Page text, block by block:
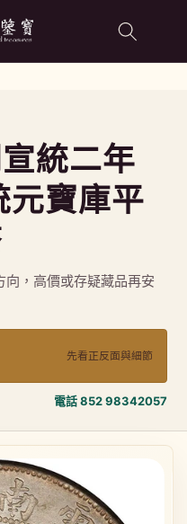
統二年
元寶庫平
向，高價或存疑藏品再安
先看正反面與細節
電話 852 98342057